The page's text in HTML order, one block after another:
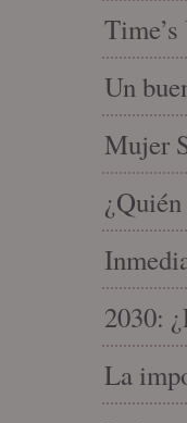
Un
Mujer
2030:
La